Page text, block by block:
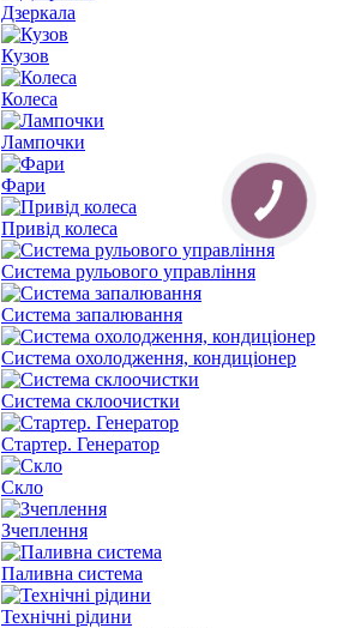
Дзеркала
Кузов
Колеса
Лампочки
Фари
Привід колеса
Система рульового управління
Система запалювання
Система охолодження, кондиціонер
Система склоочистки
Стартер. Генератор
Скло
Зчеплення
Паливна система
Технічні рідини